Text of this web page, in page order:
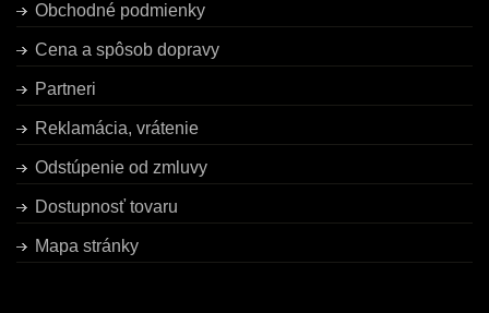
Obchodné podmienky
Cena a spôsob dopravy
Partneri
Reklamácia, vrátenie
Odstúpenie od zmluvy
Dostupnosť tovaru
Mapa stránky